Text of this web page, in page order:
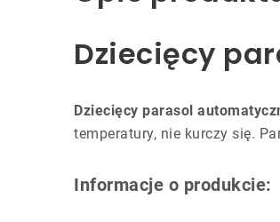
Dziecięcy
Dziecięcy parasol
temperatury, nie kurczy się.
Informacje o produkcie: